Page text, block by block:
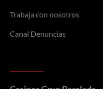
Trabaja con nosotros
Canal Denuncias